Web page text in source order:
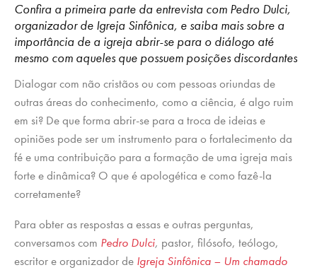
Confira a primeira parte da entrevista com Pedro Dulci,
organizador de Igreja Sinfônica, e saiba mais sobre a
importância de a igreja abrir-se para o diálogo até
mesmo com aqueles que possuem posições discordantes
Dialogar com não cristãos ou com pessoas oriundas de
outras áreas do conhecimento, como a ciência, é algo ruim
em si? De que forma abrir-se para a troca de ideias e
opiniões pode ser um instrumento para o fortalecimento da
fé e uma contribuição para a formação de uma igreja mais
forte e dinâmica? O que é apologética e como fazê-la
corretamente?
Para obter as respostas a essas e outras perguntas,
conversamos com Pedro Dulci, pastor, filósofo, teólogo,
escritor e organizador de Igreja Sinfônica – Um chamado